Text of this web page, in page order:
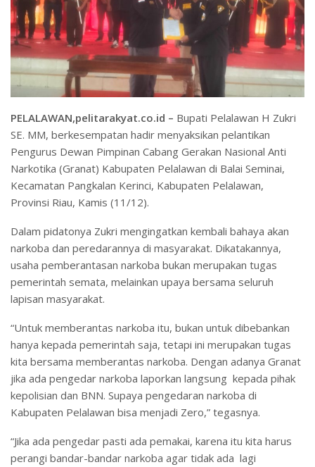
PELALAWAN,pelitarakyat.co.id – Bupati Pelalawan H Zukri
SE. MM, berkesempatan hadir menyaksikan pelantikan
Pengurus Dewan Pimpinan Cabang Gerakan Nasional Anti
Narkotika (Granat) Kabupaten Pelalawan di Balai Seminai,
Kecamatan Pangkalan Kerinci, Kabupaten Pelalawan,
Provinsi Riau, Kamis (11/12).
Dalam pidatonya Zukri mengingatkan kembali bahaya akan
narkoba dan peredarannya di masyarakat. Dikatakannya,
usaha pemberantasan narkoba bukan merupakan tugas
pemerintah semata, melainkan upaya bersama seluruh
lapisan masyarakat.
“Untuk memberantas narkoba itu, bukan untuk dibebankan
hanya kepada pemerintah saja, tetapi ini merupakan tugas
kita bersama memberantas narkoba. Dengan adanya Granat
jika ada pengedar narkoba laporkan langsung kepada pihak
kepolisian dan BNN. Supaya pengedaran narkoba di
Kabupaten Pelalawan bisa menjadi Zero,” tegasnya.
“Jika ada pengedar pasti ada pemakai, karena itu kita harus
perangi bandar-bandar narkoba agar tidak ada lagi